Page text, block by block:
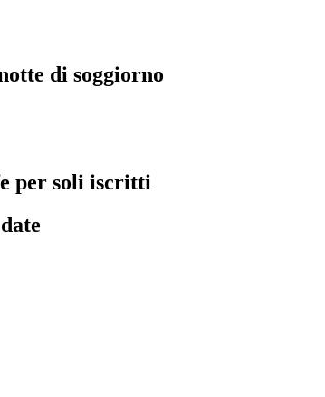
di soggiorno
per soli iscritti